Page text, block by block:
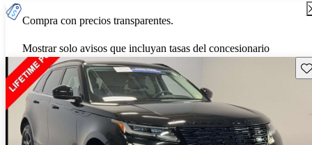
Compra con precios transparentes.
Mostrar solo avisos que incluyan tasas del concesionario